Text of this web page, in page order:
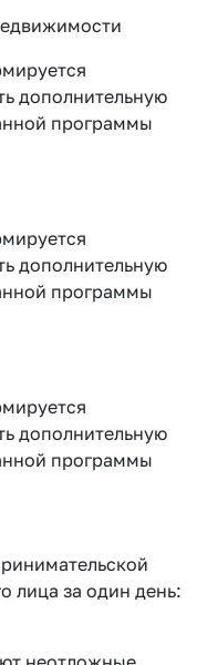
дополнительную
программы
дополнительную
программы
дополнительную
программы
лица за один день: